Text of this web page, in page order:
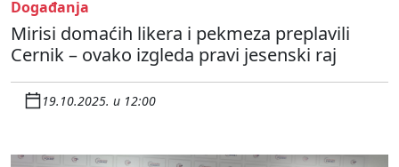
Događanja
Mirisi domaćih likera i pekmeza preplavili
Cernik – ovako izgleda pravi jesenski raj
19.10.2025. u 12:00